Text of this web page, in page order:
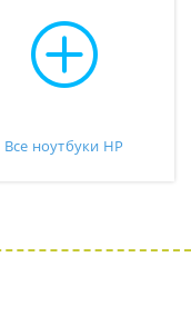
Все ноутбуки HP